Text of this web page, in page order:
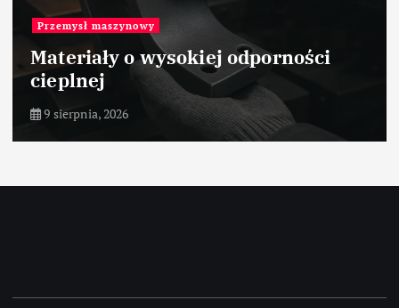
Przemysł maszynowy
Materiały o wysokiej odporności
cieplnej
9 sierpnia, 2026